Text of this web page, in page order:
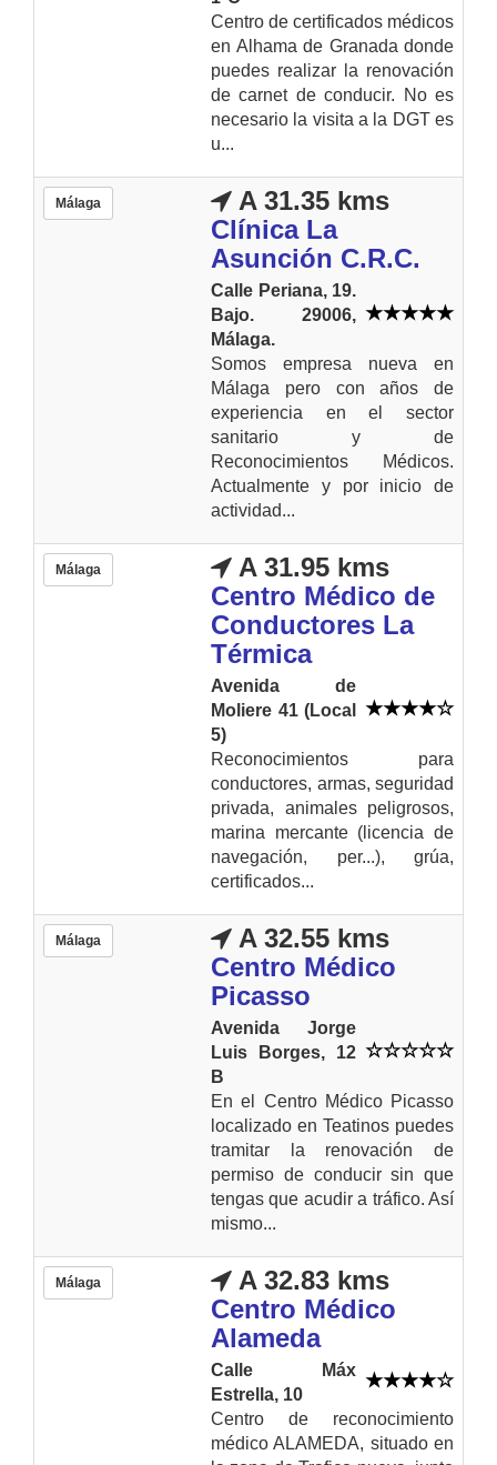
Centro de certificados médicos
en Alhama de Granada donde
puedes realizar la renovación
de carnet de conducir. No es
necesario la visita a la DGT es
u...
Málaga
A 31.35 kms
Clínica La
Asunción C.R.C.
Calle Periana, 19.
Bajo. 29006,
Málaga.
Somos empresa nueva en
Málaga pero con años de
experiencia en el sector
sanitario y de
Reconocimientos Médicos.
Actualmente y por inicio de
actividad...
Málaga
A 31.95 kms
Centro Médico de
Conductores La
Térmica
Avenida de
Moliere 41 (Local
5)
Reconocimientos para
conductores, armas, seguridad
privada, animales peligrosos,
marina mercante (licencia de
navegación, per...), grúa,
certificados...
Málaga
A 32.55 kms
Centro Médico
Picasso
Avenida Jorge
Luis Borges, 12
B
En el Centro Médico Picasso
localizado en Teatinos puedes
tramitar la renovación de
permiso de conducir sin que
tengas que acudir a tráfico. Así
mismo...
Málaga
A 32.83 kms
Centro Médico
Alameda
Calle Máx
Estrella, 10
Centro de reconocimiento
médico ALAMEDA, situado en